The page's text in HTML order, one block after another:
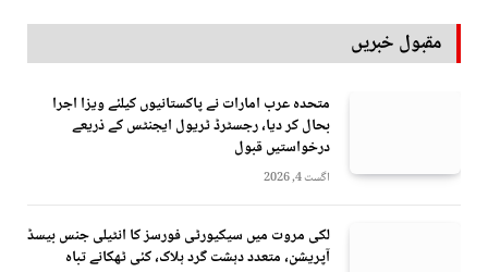
مقبول خبریں
متحدہ عرب امارات نے پاکستانیوں کیلئے ویزا اجرا
بحال کر دیا، رجسٹرڈ ٹریول ایجنٹس کے ذریعے
درخواستیں قبول
اگست 4, 2026
لکی مروت میں سیکیورٹی فورسز کا انٹیلی جنس بیسڈ
آپریشن، متعدد دہشت گرد ہلاک، کئی ٹھکانے تباہ